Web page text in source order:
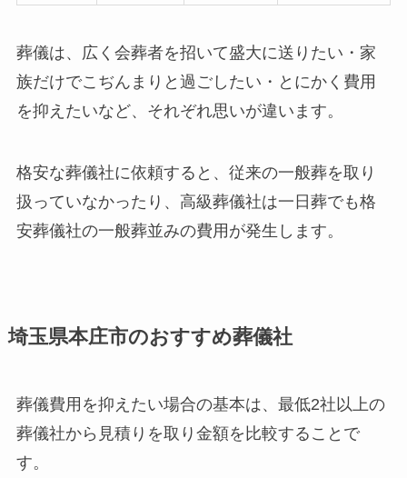
葬儀は、広く会葬者を招いて盛大に送りたい・家
族だけでこぢんまりと過ごしたい・とにかく費用
を抑えたいなど、それぞれ思いが違います。
格安な葬儀社に依頼すると、従来の一般葬を取り
扱っていなかったり、高級葬儀社は一日葬でも格
安葬儀社の一般葬並みの費用が発生します。
埼玉県本庄市のおすすめ葬儀社
葬儀費用を抑えたい場合の基本は、最低2社以上の
葬儀社から見積りを取り金額を比較することで
す。